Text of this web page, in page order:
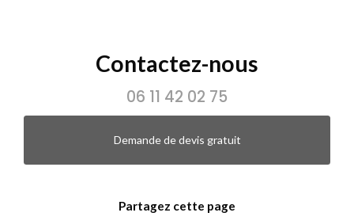
Contactez-nous
06 11 42 02 75
Demande de devis gratuit
Partagez cette page